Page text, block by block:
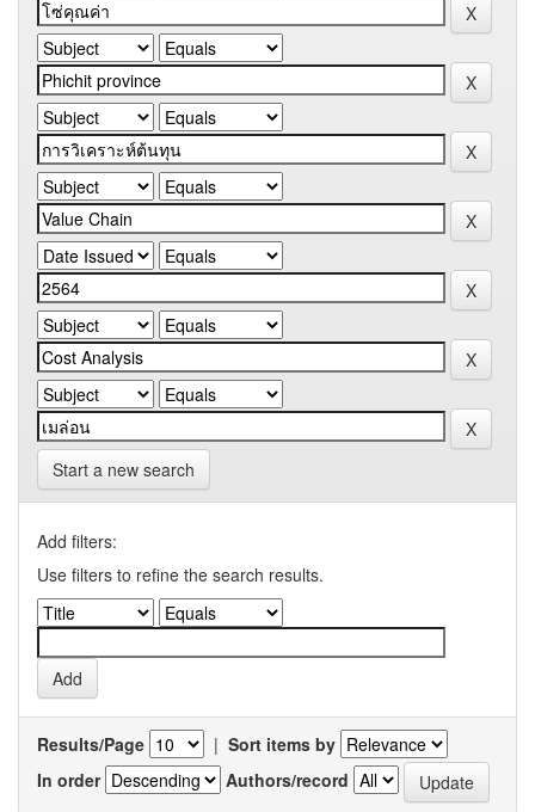
Start a new search
Add filters:
Use filters to refine the search results.
Results/Page | Sort items by
In order
Authors/record